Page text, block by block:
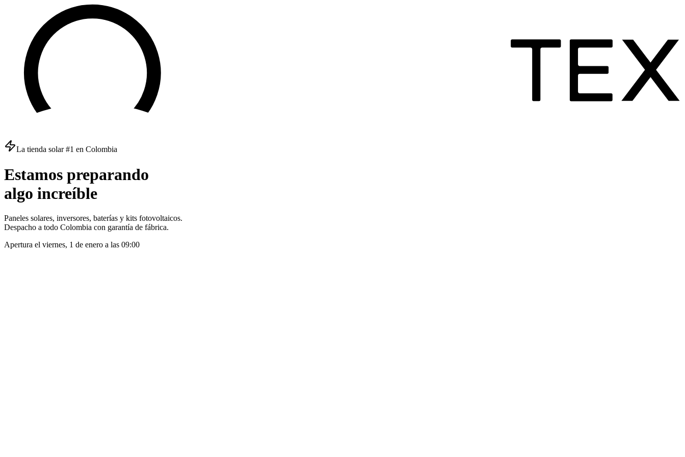
La tienda solar #1 en Colombia
Estamos preparando
algo increíble
Paneles solares, inversores, baterías y kits fotovoltaicos.
Despacho a todo Colombia con garantía de fábrica.
Apertura el viernes, 1 de enero a las 09:00